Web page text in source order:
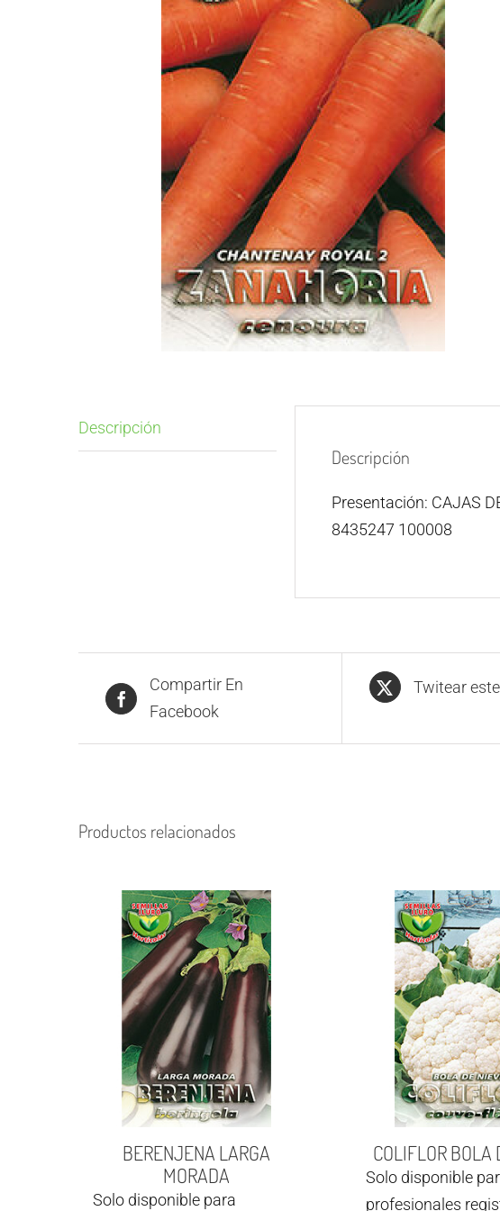
Descripción
Descripción
Presentación: CAJAS
8435247 100008
Compartir En
Facebook
Twitear
Productos relacionados
BERENJENA LARGA
MORADA
Solo disponible para
COLIFLOR BOLA
Solo disponible
profesionales